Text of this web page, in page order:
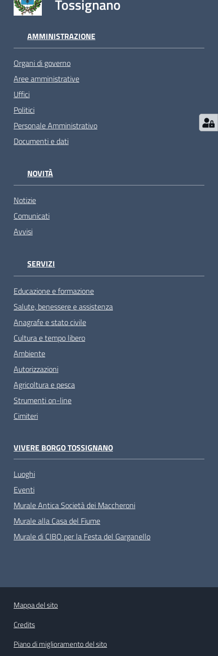
Tossignano
AMMINISTRAZIONE
Organi di governo
Aree amministrative
Uffici
Politici
Personale Amministrativo
Documenti e dati
NOVITÀ
Notizie
Comunicati
Avvisi
SERVIZI
Educazione e formazione
Salute, benessere e assistenza
Anagrafe e stato civile
Cultura e tempo libero
Ambiente
Autorizzazioni
Agricoltura e pesca
Strumenti on-line
Cimiteri
VIVERE BORGO TOSSIGNANO
Luoghi
Eventi
Murale Antica Società dei Maccheroni
Murale alla Casa del Fiume
Murale di CIBO per la Festa del Garganello
Mappa del sito
Credits
Piano di miglioramento del sito